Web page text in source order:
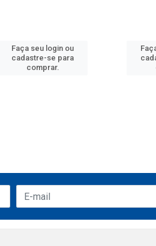
Faça seu login ou
cadastre-se para
comprar.